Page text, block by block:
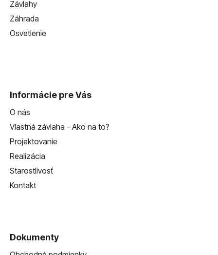
Závlahy
Záhrada
Osvetlenie
Informácie pre Vás
O nás
Vlastná závlaha - Ako na to?
Projektovanie
Realizácia
Starostlivosť
Kontakt
Dokumenty